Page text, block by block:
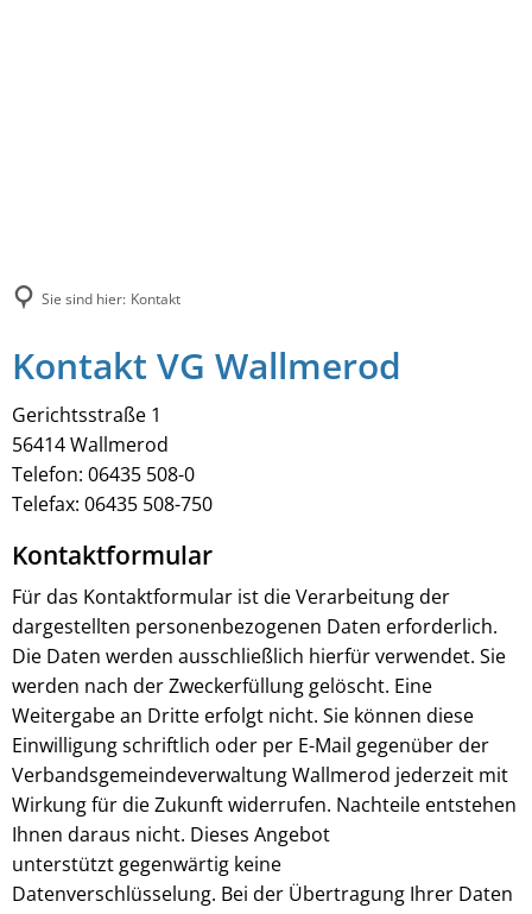
Sie sind hier: Kontakt
Kontakt VG Wallmerod
Gerichtsstraße 1
56414 Wallmerod
Telefon: 06435 508-0
Telefax: 06435 508-750
Kontaktformular
Für das Kontaktformular ist die Verarbeitung der
dargestellten personenbezogenen Daten erforderlich.
Die Daten werden ausschließlich hierfür verwendet. Sie
werden nach der Zweckerfüllung gelöscht. Eine
Weitergabe an Dritte erfolgt nicht. Sie können diese
Einwilligung schriftlich oder per E-Mail gegenüber der
Verbandsgemeindeverwaltung Wallmerod jederzeit mit
Wirkung für die Zukunft widerrufen. Nachteile entstehen
Ihnen daraus nicht. Dieses Angebot
unterstützt gegenwärtig keine
Datenverschlüsselung. Bei der Übertragung Ihrer Daten